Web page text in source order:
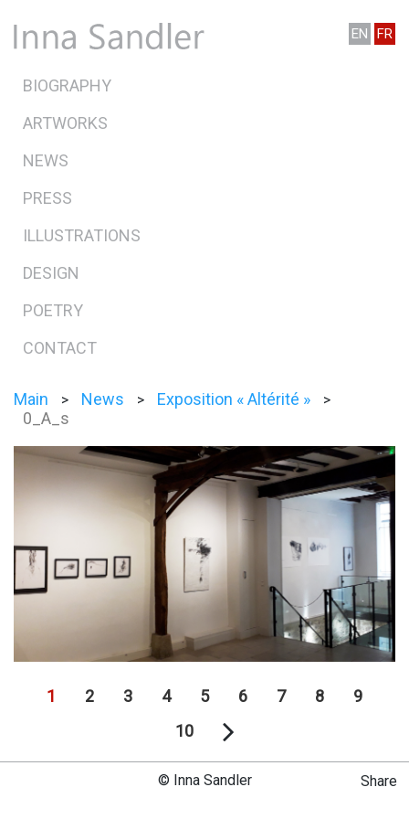
EN FR
BIOGRAPHY
ARTWORKS
NEWS
PRESS
ILLUSTRATIONS
DESIGN
POETRY
CONTACT
Main > News > Exposition « Altérité » >
0_A_s
1 2 3 4 5 6 7 8
9
10
© Inna Sandler Share